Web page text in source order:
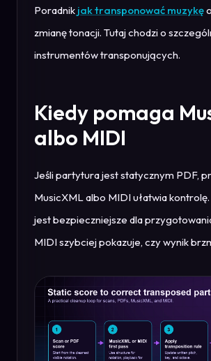
Poradnik jak transponować muzykę
zmianę tonacji. Tutaj chodzi o
instrumentów transponujących.
Kiedy pomaga
albo MIDI
Jeśli partytura jest statycznym PDF,
MusicXML albo MIDI ułatwia
jest bezpieczniejsze dla
MIDI szybciej pokazuje, czy wynik